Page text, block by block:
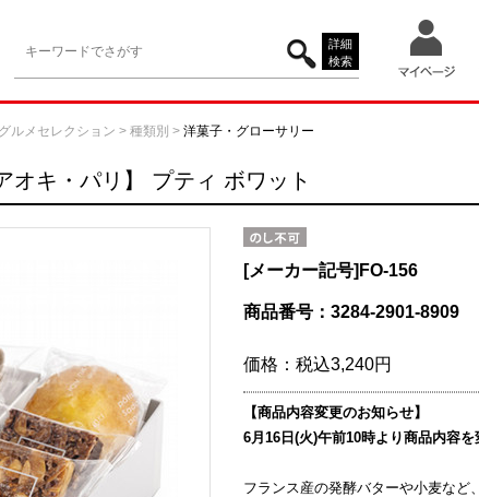
詳細
検索
ルメセレクション > 種類別 > 洋菓子・グローサリー
オキ・パリ】 プティ ボワット
[メーカー記号] FO-156
商品番号：3284-2901-8909
価格： 税込3,240円
【商品内容変更のお知らせ】
6月16日(火)午前10時より商品内容を
フランス産の発酵バターや小麦など